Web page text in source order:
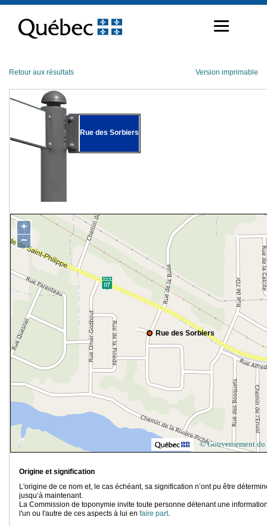
contenu
Retour aux résultats Version imprimable
Rue des Sorbiers
Rue des Sorbiers
+
−
© Gouvernement du
Origine et signification
L'origine de ce nom et, le cas échéant, sa signification n’ont pu être
jusqu’à maintenant.
La Commission de toponymie invite toute personne détenant une
l'un ou l'autre de ces aspects à lui en faire part.